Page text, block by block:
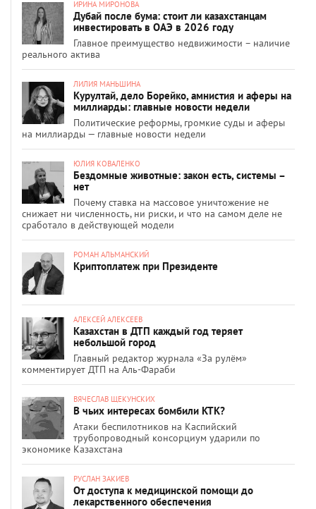
ИРИНА МИРОНОВА
Дубай после бума: стоит ли казахстанцам
инвестировать в ОАЭ в 2026 году
Главное преимущество недвижимости – наличие
реального актива
ЛИЛИЯ МАНЬШИНА
Курултай, дело Борейко, амнистия и аферы на
миллиарды: главные новости недели
Политические реформы, громкие суды и аферы
на миллиарды — главные новости недели
ЮЛИЯ КОВАЛЕНКО
Бездомные животные: закон есть, системы –
нет
Почему ставка на массовое уничтожение не
снижает ни численность, ни риски, и что на самом деле не
сработало в действующей модели
РОМАН АЛЬМАНСКИЙ
Криптоплатеж при Президенте
АЛЕКСЕЙ АЛЕКСЕЕВ
Казахстан в ДТП каждый год теряет
небольшой город
Главный редактор журнала «За рулём»
комментирует ДТП на Аль-Фараби
ВЯЧЕСЛАВ ЩЕКУНСКИХ
В чьих интересах бомбили КТК?
Атаки беспилотников на Каспийский
трубопроводный консорциум ударили по
экономике Казахстана
РУСЛАН ЗАКИЕВ
От доступа к медицинской помощи до
лекарственного обеспечения